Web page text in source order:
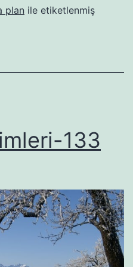
plan ile etiketlenmiş
133